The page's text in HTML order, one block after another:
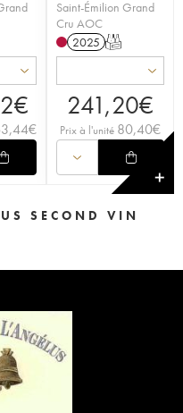
€
€
Saint-Émilion Grand
Cru AOC
2025 T
241,20€
Prix à l'unité 80,40€
✕
SECOND VIN